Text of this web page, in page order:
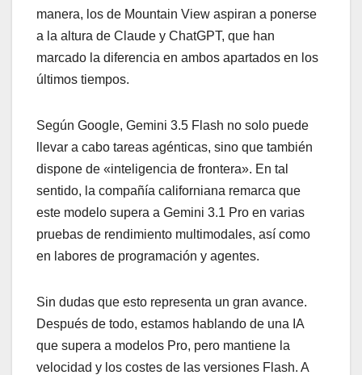
manera, los de Mountain View aspiran a ponerse
a la altura de Claude y ChatGPT, que han
marcado la diferencia en ambos apartados en los
últimos tiempos.
Según Google, Gemini 3.5 Flash no solo puede
llevar a cabo tareas agénticas, sino que también
dispone de «inteligencia de frontera». En tal
sentido, la compañía californiana remarca que
este modelo supera a Gemini 3.1 Pro en varias
pruebas de rendimiento multimodales, así como
en labores de programación y agentes.
Sin dudas que esto representa un gran avance.
Después de todo, estamos hablando de una IA
que supera a modelos Pro, pero mantiene la
velocidad y los costes de las versiones Flash. A